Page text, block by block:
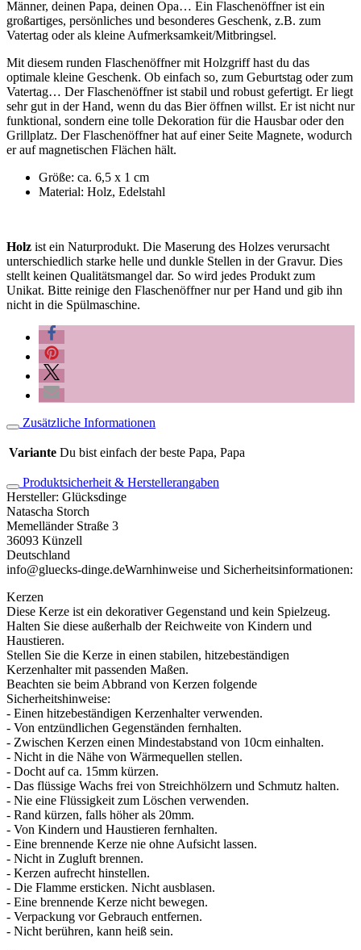
Männer, deinen Papa, deinen Opa… Ein Flaschenöffner ist ein
großartiges, persönliches und besonderes Geschenk, z.B. zum
Vatertag oder als kleine Aufmerksamkeit/Mitbringsel.
Mit diesem runden Flaschenöffner mit Holzgriff hast du das
optimale kleine Geschenk. Ob einfach so, zum Geburtstag oder zum
Vatertag… Der Flaschenöffner ist stabil und robust gefertigt. Er liegt
sehr gut in der Hand, wenn du das Bier öffnen willst. Er ist nicht nur
funktional, sondern eine tolle Dekoration für die Hausbar oder den
Grillplatz. Der Flaschenöffner hat auf einer Seite Magnete, wodurch
er auf magnetischen Flächen hält.
Größe: ca. 6,5 x 1 cm
Material: Holz, Edelstahl
Holz ist ein Naturprodukt. Die Maserung des Holzes verursacht
unterschiedlich starke helle und dunkle Stellen in der Gravur. Dies
stellt keinen Qualitätsmangel dar. So wird jedes Produkt zum
Unikat. Bitte reinige den Flaschenöffner nur per Hand und gib ihn
nicht in die Spülmaschine.
Zusätzliche Informationen
Variante Du bist einfach der beste Papa, Papa
Produktsicherheit & Herstellerangaben
Hersteller: Glücksdinge
Natascha Storch
Memelländer Straße 3
36093 Künzell
Deutschland
info@gluecks-dinge.deWarnhinweise und Sicherheitsinformationen:
Kerzen
Diese Kerze ist ein dekorativer Gegenstand und kein Spielzeug.
Halten Sie diese außerhalb der Reichweite von Kindern und
Haustieren.
Stellen Sie die Kerze in einen stabilen, hitzebeständigen
Kerzenhalter mit passenden Maßen.
Beachten sie beim Abbrand von Kerzen folgende
Sicherheitshinweise:
- Einen hitzebeständigen Kerzenhalter verwenden.
- Von entzündlichen Gegenständen fernhalten.
- Zwischen Kerzen einen Mindestabstand von 10cm einhalten.
- Nicht in die Nähe von Wärmequellen stellen.
- Docht auf ca. 15mm kürzen.
- Das flüssige Wachs frei von Streichhölzern und Schmutz halten.
- Nie eine Flüssigkeit zum Löschen verwenden.
- Rand kürzen, falls höher als 20mm.
- Von Kindern und Haustieren fernhalten.
- Eine brennende Kerze nie ohne Aufsicht lassen.
- Nicht in Zugluft brennen.
- Kerzen aufrecht hinstellen.
- Die Flamme ersticken. Nicht ausblasen.
- Eine brennende Kerze nicht bewegen.
- Verpackung vor Gebrauch entfernen.
- Nicht berühren, kann heiß sein.